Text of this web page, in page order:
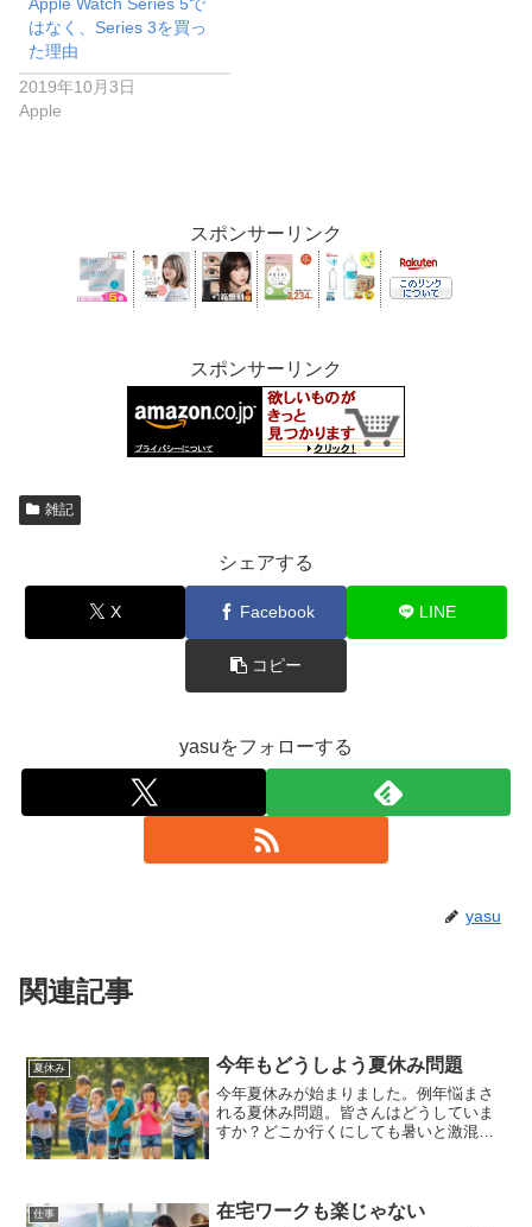
はなく、Series 3を買っ
た理由
2019年10月3日
Apple
スポンサーリンク
スポンサーリンク
雑記
シェアする
X Facebook LINE
コピー
yasuをフォローする
yasu
関連記事
夏休み 今年もどうしよう夏休み問題
今年夏休みが始まりました。例年悩まさ
れる夏休み問題。皆さんはどうしていま
すか？どこか行くにしても暑いと激混み
すが、習い事の都合で近場...
仕事 在宅ワークも楽じゃない